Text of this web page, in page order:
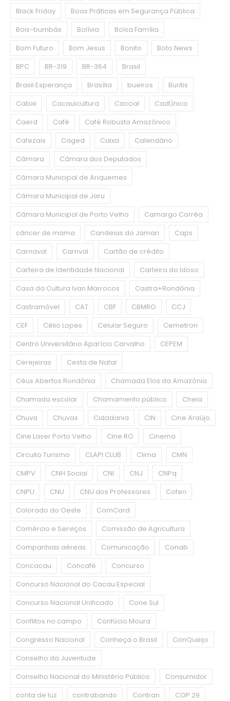
Black Friday
Boas Práticas em Segurança Pública
Bois-bumbás
Bolívia
Bolsa Família
Bom Futuro
Bom Jesus Bonito
Boto News
BPC
BR-319 BR-364
Brasil
Brasil Esperança
Brasília bueiros
Buritis
Cabixi
Cacauicultura Cacoal
CadÚnico
Caerd
Café
Café Robusta Amazônico
Cafezais
Caged Caixa
Calendário
Câmara
Câmara dos Deputados
Câmara Municipal de Ariquemes
Câmara Municipal de Jaru
Câmara Municipal de Porto Velho
Camargo Corrêa
câncer de mama
Candeias do Jamari
Caps
Carnaval
Carnval
Cartão de crédito
Carteira de Identidade Nacional
Carteira do Idoso
Casa da Cultura Ivan Marrocos
Castra+Rondônia
Castramóvel
CAT CBF CBMRO
CCJ
CEF
Célio Lopes Celular Seguro
Cemetron
Centro Universitário Aparício Carvalho
CEPEM
Cerejeiras
Cesta de Natal
Céus Abertos Rondônia
Chamada Elos da Amazônia
Chamada escolar
Chamamento público
Cheia
Chuva
Chuvas Cidadania CIN
Cine Araújo
Cine Laser Porto Velho
Cine RO
Cinema
Circuito Turismo
CLAPI CLUB Clima
CMN
CMPV
CNH Social CNI CNJ
CNPq
CNPU
CNU CNU dos Professores
Cofen
Colorado do Oeste
ComCard
Comércio e Serviços
Comissão de Agricultura
Companhias aéreas
Comunicação
Conab
Concacau
Concafé
Concurso
Concurso Nacional do Cacau Especial
Concurso Nacional Unificado
Cone Sul
Conflitos no campo
Confúcio Moura
Congresso Nacional
Conheça o Brasil
ConQueijo
Conselho da Juventude
Conselho Nacional do Ministério Público
Consumidor
conta de luz
contrabando Contran
COP 29